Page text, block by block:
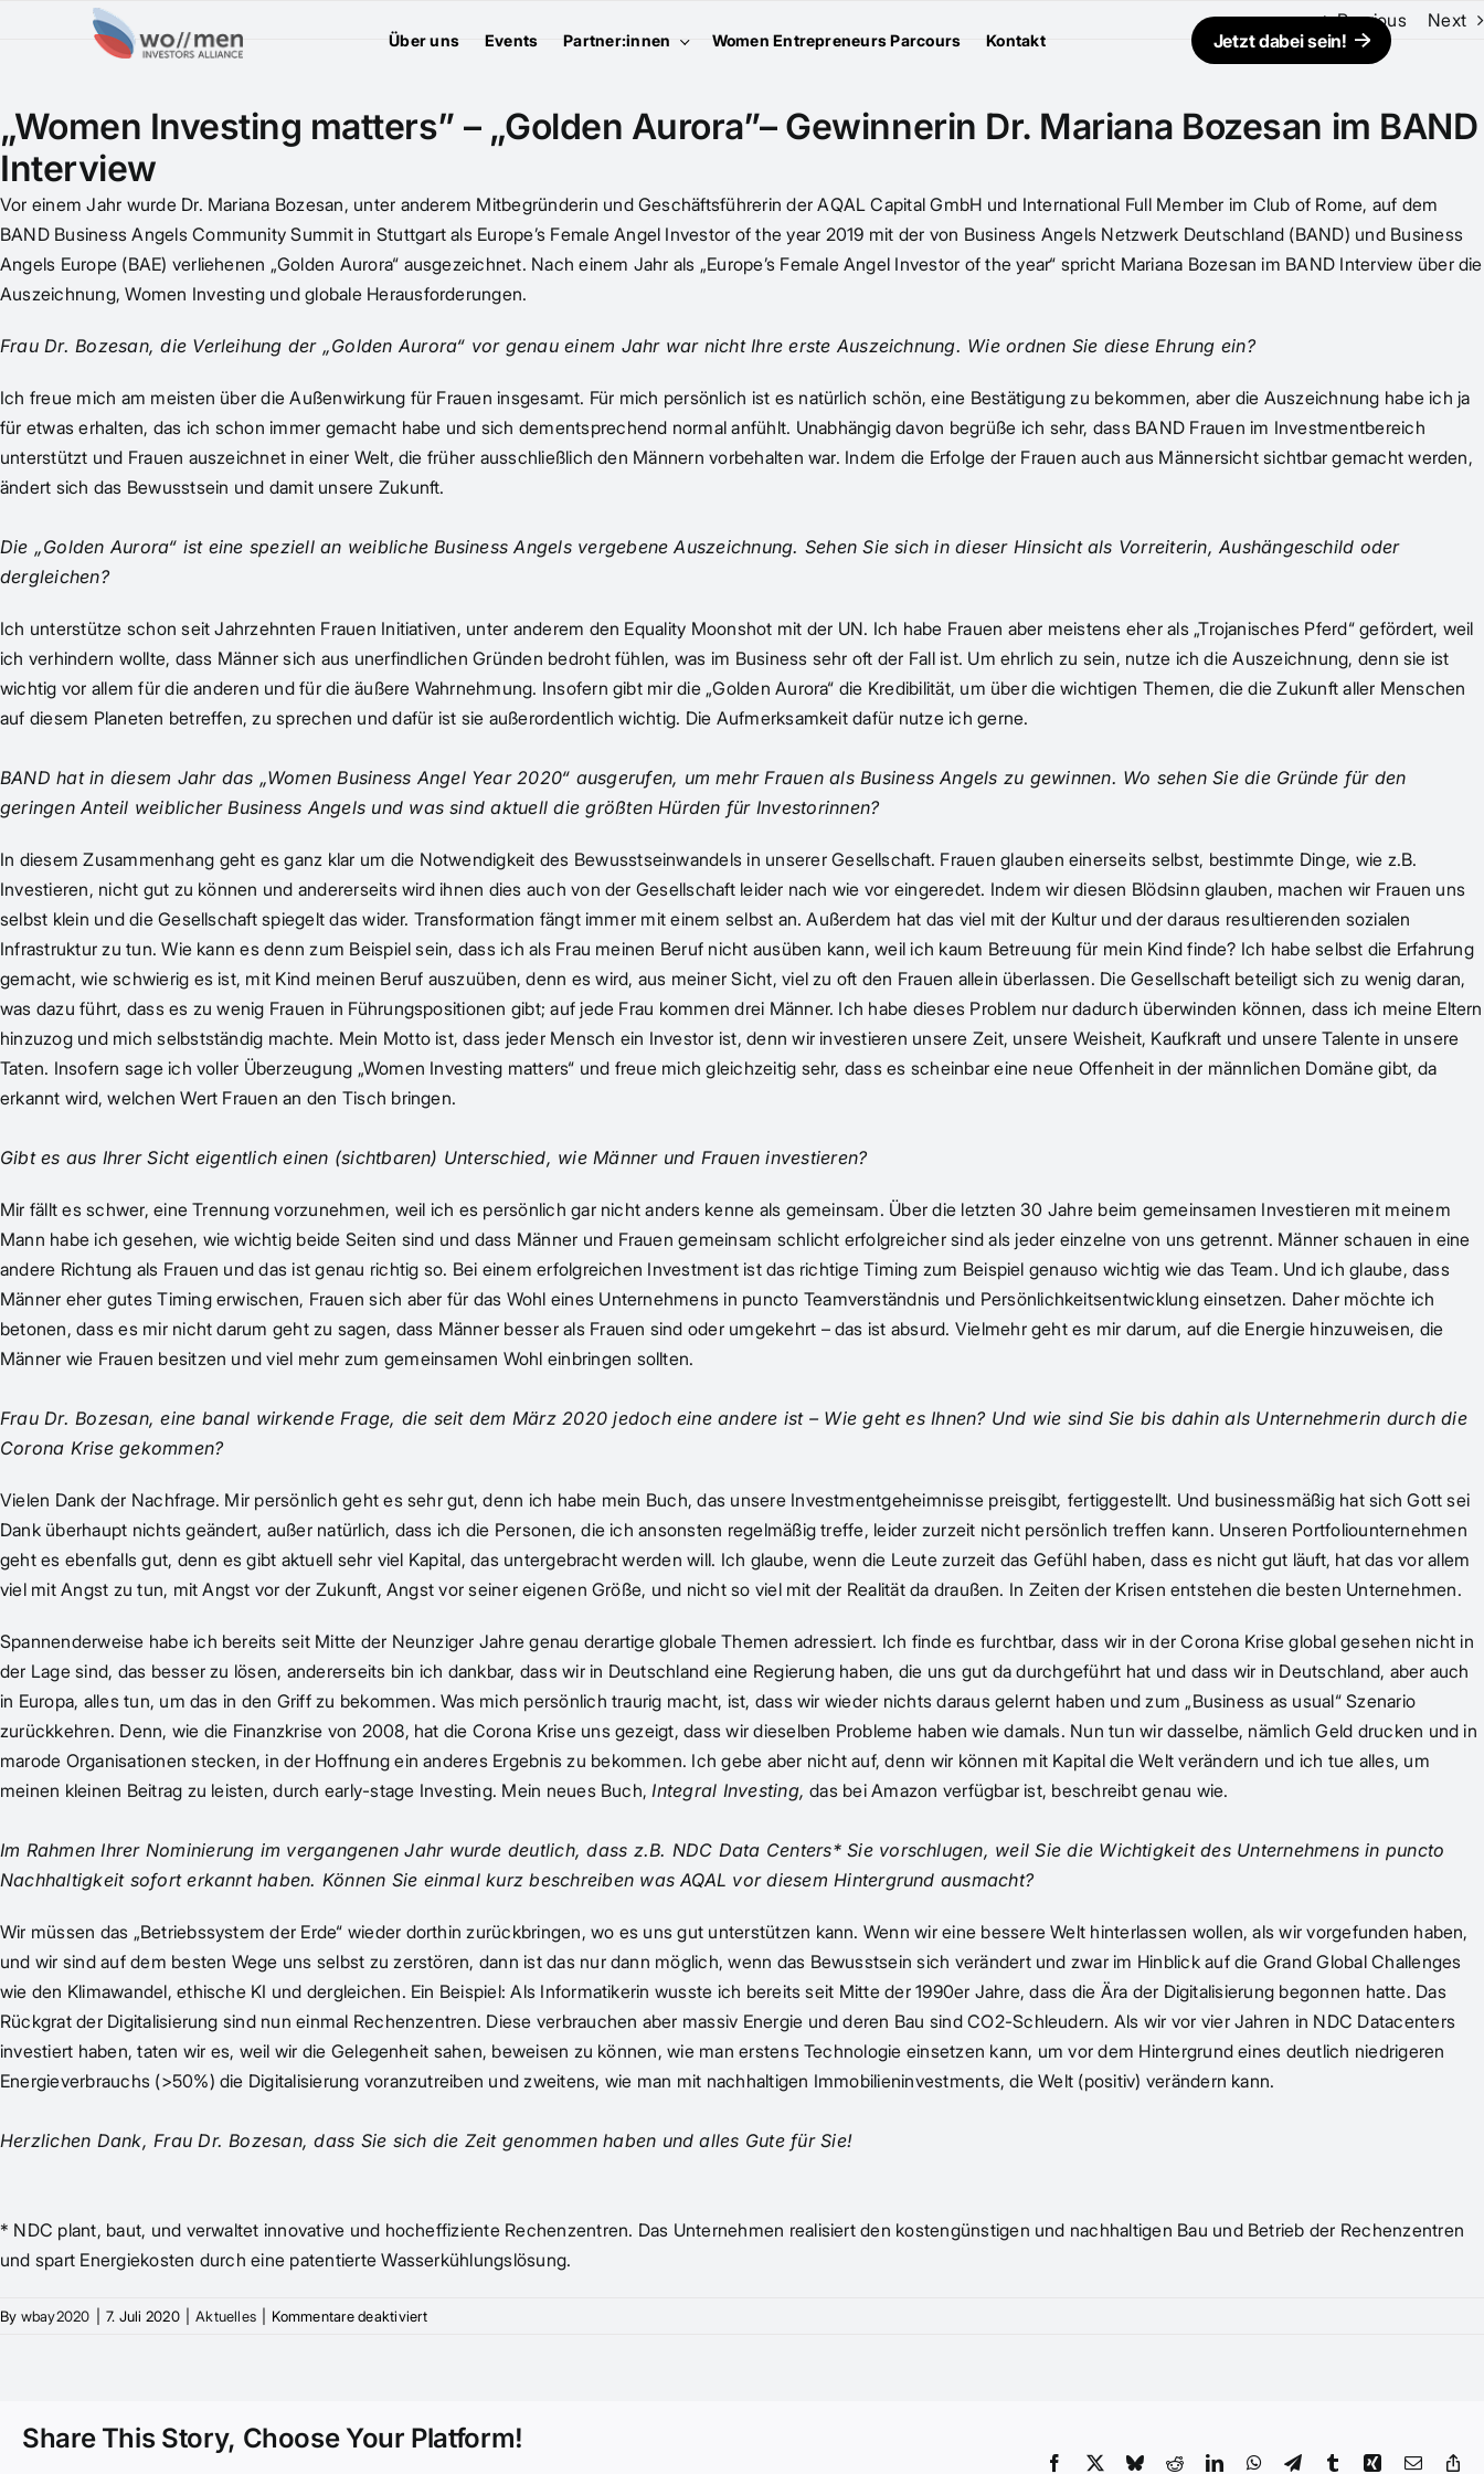
Über uns Events Partner:innen Women Entrepreneurs Parcours Kontakt Jetzt dabei sein!
Previous Next
„Women Investing matters” – „Golden Aurora”– Gewinnerin Dr. Mariana Bozesan im BAND
Interview
Vor einem Jahr wurde Dr. Mariana Bozesan, unter anderem Mitbegründerin und Geschäftsführerin der AQAL Capital GmbH und International Full Member im Club of Rome, auf dem
BAND Business Angels Community Summit in Stuttgart als Europe’s Female Angel Investor of the year 2019 mit der von Business Angels Netzwerk Deutschland (BAND) und Business
Angels Europe (BAE) verliehenen „Golden Aurora“ ausgezeichnet. Nach einem Jahr als „Europe’s Female Angel Investor of the year“ spricht Mariana Bozesan im BAND Interview über die
Auszeichnung, Women Investing und globale Herausforderungen.
Frau Dr. Bozesan, die Verleihung der „Golden Aurora“ vor genau einem Jahr war nicht Ihre erste Auszeichnung. Wie ordnen Sie diese Ehrung ein?
Ich freue mich am meisten über die Außenwirkung für Frauen insgesamt. Für mich persönlich ist es natürlich schön, eine Bestätigung zu bekommen, aber die Auszeichnung habe ich ja
für etwas erhalten, das ich schon immer gemacht habe und sich dementsprechend normal anfühlt. Unabhängig davon begrüße ich sehr, dass BAND Frauen im Investmentbereich
unterstützt und Frauen auszeichnet in einer Welt, die früher ausschließlich den Männern vorbehalten war. Indem die Erfolge der Frauen auch aus Männersicht sichtbar gemacht werden,
ändert sich das Bewusstsein und damit unsere Zukunft.
Die „Golden Aurora“ ist eine speziell an weibliche Business Angels vergebene Auszeichnung. Sehen Sie sich in dieser Hinsicht als Vorreiterin, Aushängeschild oder
dergleichen?
Ich unterstütze schon seit Jahrzehnten Frauen Initiativen, unter anderem den Equality Moonshot mit der UN. Ich habe Frauen aber meistens eher als „Trojanisches Pferd“ gefördert, weil
ich verhindern wollte, dass Männer sich aus unerfindlichen Gründen bedroht fühlen, was im Business sehr oft der Fall ist. Um ehrlich zu sein, nutze ich die Auszeichnung, denn sie ist
wichtig vor allem für die anderen und für die äußere Wahrnehmung. Insofern gibt mir die „Golden Aurora“ die Kredibilität, um über die wichtigen Themen, die die Zukunft aller Menschen
auf diesem Planeten betreffen, zu sprechen und dafür ist sie außerordentlich wichtig. Die Aufmerksamkeit dafür nutze ich gerne.
BAND hat in diesem Jahr das „Women Business Angel Year 2020“ ausgerufen, um mehr Frauen als Business Angels zu gewinnen. Wo sehen Sie die Gründe für den
geringen Anteil weiblicher Business Angels und was sind aktuell die größten Hürden für Investorinnen?
In diesem Zusammenhang geht es ganz klar um die Notwendigkeit des Bewusstseinwandels in unserer Gesellschaft. Frauen glauben einerseits selbst, bestimmte Dinge, wie z.B.
Investieren, nicht gut zu können und andererseits wird ihnen dies auch von der Gesellschaft leider nach wie vor eingeredet. Indem wir diesen Blödsinn glauben, machen wir Frauen uns
selbst klein und die Gesellschaft spiegelt das wider. Transformation fängt immer mit einem selbst an. Außerdem hat das viel mit der Kultur und der daraus resultierenden sozialen
Infrastruktur zu tun. Wie kann es denn zum Beispiel sein, dass ich als Frau meinen Beruf nicht ausüben kann, weil ich kaum Betreuung für mein Kind finde? Ich habe selbst die Erfahrung
gemacht, wie schwierig es ist, mit Kind meinen Beruf auszuüben, denn es wird, aus meiner Sicht, viel zu oft den Frauen allein überlassen. Die Gesellschaft beteiligt sich zu wenig daran,
was dazu führt, dass es zu wenig Frauen in Führungspositionen gibt; auf jede Frau kommen drei Männer. Ich habe dieses Problem nur dadurch überwinden können, dass ich meine Eltern
hinzuzog und mich selbstständig machte. Mein Motto ist, dass jeder Mensch ein Investor ist, denn wir investieren unsere Zeit, unsere Weisheit, Kaufkraft und unsere Talente in unsere
Taten. Insofern sage ich voller Überzeugung „Women Investing matters“ und freue mich gleichzeitig sehr, dass es scheinbar eine neue Offenheit in der männlichen Domäne gibt, da
erkannt wird, welchen Wert Frauen an den Tisch bringen.
Gibt es aus Ihrer Sicht eigentlich einen (sichtbaren) Unterschied, wie Männer und Frauen investieren?
Mir fällt es schwer, eine Trennung vorzunehmen, weil ich es persönlich gar nicht anders kenne als gemeinsam. Über die letzten 30 Jahre beim gemeinsamen Investieren mit meinem
Mann habe ich gesehen, wie wichtig beide Seiten sind und dass Männer und Frauen gemeinsam schlicht erfolgreicher sind als jeder einzelne von uns getrennt. Männer schauen in eine
andere Richtung als Frauen und das ist genau richtig so. Bei einem erfolgreichen Investment ist das richtige Timing zum Beispiel genauso wichtig wie das Team. Und ich glaube, dass
Männer eher gutes Timing erwischen, Frauen sich aber für das Wohl eines Unternehmens in puncto Teamverständnis und Persönlichkeitsentwicklung einsetzen. Daher möchte ich
betonen, dass es mir nicht darum geht zu sagen, dass Männer besser als Frauen sind oder umgekehrt – das ist absurd. Vielmehr geht es mir darum, auf die Energie hinzuweisen, die
Männer wie Frauen besitzen und viel mehr zum gemeinsamen Wohl einbringen sollten.
Frau Dr. Bozesan, eine banal wirkende Frage, die seit dem März 2020 jedoch eine andere ist – Wie geht es Ihnen? Und wie sind Sie bis dahin als Unternehmerin durch die
Corona Krise gekommen?
Vielen Dank der Nachfrage. Mir persönlich geht es sehr gut, denn ich habe mein Buch, das unsere Investmentgeheimnisse preisgibt, fertiggestellt. Und businessmäßig hat sich Gott sei
Dank überhaupt nichts geändert, außer natürlich, dass ich die Personen, die ich ansonsten regelmäßig treffe, leider zurzeit nicht persönlich treffen kann. Unseren Portfoliounternehmen
geht es ebenfalls gut, denn es gibt aktuell sehr viel Kapital, das untergebracht werden will. Ich glaube, wenn die Leute zurzeit das Gefühl haben, dass es nicht gut läuft, hat das vor allem
viel mit Angst zu tun, mit Angst vor der Zukunft, Angst vor seiner eigenen Größe, und nicht so viel mit der Realität da draußen. In Zeiten der Krisen entstehen die besten Unternehmen.
Spannenderweise habe ich bereits seit Mitte der Neunziger Jahre genau derartige globale Themen adressiert. Ich finde es furchtbar, dass wir in der Corona Krise global gesehen nicht in
der Lage sind, das besser zu lösen, andererseits bin ich dankbar, dass wir in Deutschland eine Regierung haben, die uns gut da durchgeführt hat und dass wir in Deutschland, aber auch
in Europa, alles tun, um das in den Griff zu bekommen. Was mich persönlich traurig macht, ist, dass wir wieder nichts daraus gelernt haben und zum „Business as usual“ Szenario
zurückkehren. Denn, wie die Finanzkrise von 2008, hat die Corona Krise uns gezeigt, dass wir dieselben Probleme haben wie damals. Nun tun wir dasselbe, nämlich Geld drucken und in
marode Organisationen stecken, in der Hoffnung ein anderes Ergebnis zu bekommen. Ich gebe aber nicht auf, denn wir können mit Kapital die Welt verändern und ich tue alles, um
meinen kleinen Beitrag zu leisten, durch early-stage Investing. Mein neues Buch,Integral Investing, das bei Amazon verfügbar ist, beschreibt genau wie.
Im Rahmen Ihrer Nominierung im vergangenen Jahr wurde deutlich, dass z.B. NDC Data Centers* Sie vorschlugen, weil Sie die Wichtigkeit des Unternehmens in puncto
Nachhaltigkeit sofort erkannt haben. Können Sie einmal kurz beschreiben was AQAL vor diesem Hintergrund ausmacht?
Wir müssen das „Betriebssystem der Erde“ wieder dorthin zurückbringen, wo es uns gut unterstützen kann. Wenn wir eine bessere Welt hinterlassen wollen, als wir vorgefunden haben,
und wir sind auf dem besten Wege uns selbst zu zerstören, dann ist das nur dann möglich, wenn das Bewusstsein sich verändert und zwar im Hinblick auf die Grand Global Challenges
wie den Klimawandel, ethische KI und dergleichen. Ein Beispiel: Als Informatikerin wusste ich bereits seit Mitte der 1990er Jahre, dass die Ära der Digitalisierung begonnen hatte. Das
Rückgrat der Digitalisierung sind nun einmal Rechenzentren. Diese verbrauchen aber massiv Energie und deren Bau sind CO2-Schleudern. Als wir vor vier Jahren in NDC Datacenters
investiert haben, taten wir es, weil wir die Gelegenheit sahen, beweisen zu können, wie man erstens Technologie einsetzen kann, um vor dem Hintergrund eines deutlich niedrigeren
Energieverbrauchs (>50%) die Digitalisierung voranzutreiben und zweitens, wie man mit nachhaltigen Immobilieninvestments, die Welt (positiv) verändern kann.
Herzlichen Dank, Frau Dr. Bozesan, dass Sie sich die Zeit genommen haben und alles Gute für Sie!
* NDC plant, baut, und verwaltet innovative und hocheffiziente Rechenzentren. Das Unternehmen realisiert den kostengünstigen und nachhaltigen Bau und Betrieb der Rechenzentren
und spart Energiekosten durch eine patentierte Wasserkühlungslösung.
By wbay2020 7. Juli 2020 Aktuelles Kommentare deaktiviertfür
„Golden
Share This Story, Choose Your Platform!
Facebook
X BlueskyRedditLinkedInWhatsApp
TelegramTumblrXing Email